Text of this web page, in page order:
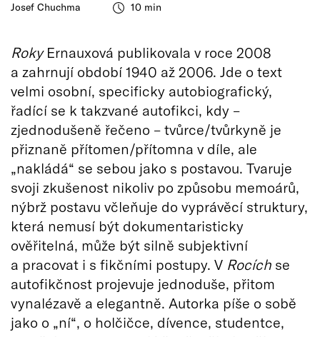
Josef Chuchma
10 min
RokyErnauxová publikovala v roce 2008
a zahrnují období 1940 až 2006. Jde o text
velmi osobní, specificky autobiografický,
řadící se k takzvané autofikci, kdy –
zjednodušeně řečeno – tvůrce/tvůrkyně je
přiznaně přítomen/přítomna v díle, ale
„nakládá“ se sebou jako s postavou. Tvaruje
svoji zkušenost nikoliv po způsobu memoárů,
nýbrž postavu včleňuje do vyprávěcí struktury,
která nemusí být dokumentaristicky
ověřitelná, může být silně subjektivní
a pracovat i s fikčními postupy. V Rocích se
autofikčnost projevuje jednoduše, přitom
vynalézavě a elegantně. Autorka píše o sobě
jako o „ní“, o holčičce, dívence, studentce,